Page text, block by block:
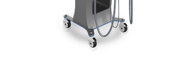
INDIBA-UNO